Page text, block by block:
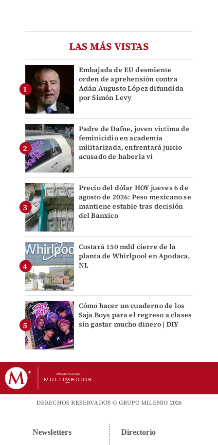
LAS MÁS VISTAS
Embajada de EU desmiente
orden de aprehensión contra
Adán Augusto López difundida
por Simón Levy
Padre de Dafne, joven víctima de
feminicidio en academia
militarizada, enfrentará juicio
acusado de haberla vi
Precio del dólar HOY jueves 6 de
agosto de 2026: Peso mexicano se
mantiene estable tras decisión
del Banxico
Costará 150 mdd cierre de la
planta de Whirlpool en Apodaca,
NL
Cómo hacer un cuaderno de los
Saja Boys para el regreso a clases
sin gastar mucho dinero | DIY
DERECHOS RESERVADOS © GRUPO MILENIO 2026
Newsletters Directorio